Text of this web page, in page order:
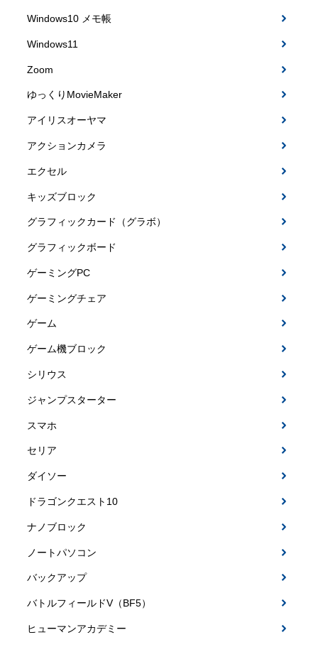
Windows10 メモ帳
Windows11
Zoom
ゆっくりMovieMaker
アイリスオーヤマ
アクションカメラ
エクセル
キッズブロック
グラフィックカード（グラボ）
グラフィックボード
ゲーミングPC
ゲーミングチェア
ゲーム
ゲーム機ブロック
シリウス
ジャンプスターター
スマホ
セリア
ダイソー
ドラゴンクエスト10
ナノブロック
ノートパソコン
バックアップ
バトルフィールドV（BF5）
ヒューマンアカデミー